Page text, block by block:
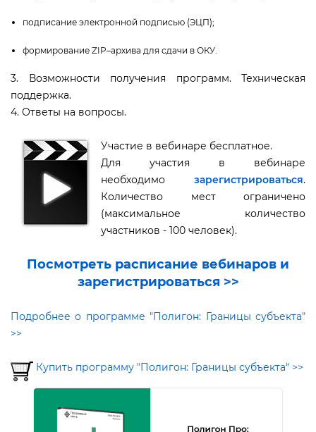
подписание электронной подписью (ЭЦП);
формирование ZIP–архива для сдачи в ОКУ.
3. Возможности получения программ. Техническая
поддержка.
4. Ответы на вопросы.
Участие в вебинаре бесплатное.
Для участия в вебинаре
необходимо зарегистрироваться.
Количество мест ограничено
(максимальное количество
участников - 100 человек).
Посмотреть расписание вебинаров и
зарегистрироваться >>
Подробнее о программе "Полигон: Границы субъекта"
>>
Купить программу "Полигон: Границы субъекта" >>